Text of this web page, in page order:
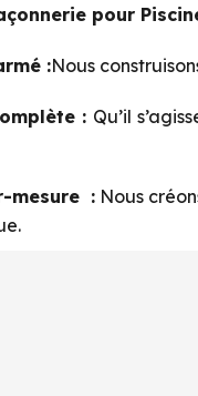
pour
:Nous
: Qu’il
mesure : Nous